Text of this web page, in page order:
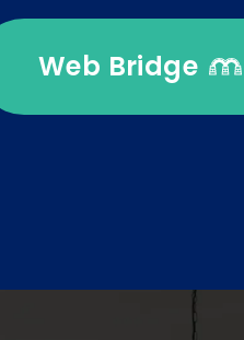
Web Bridge